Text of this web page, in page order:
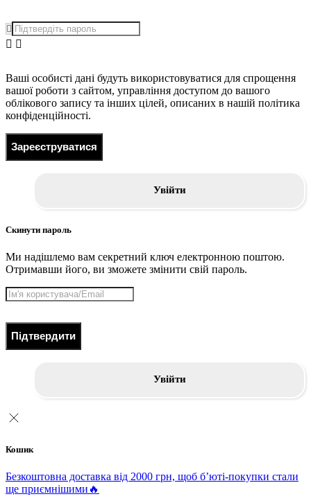
Ваші особисті дані будуть використовуватися для спрощення
вашої роботи з сайтом, управління доступом до вашого
облікового запису та інших цілей, описаних в нашій політика
конфіденційності.
Зареєструватися
Увійти
Скинути пароль
Ми надішлемо вам секретний ключ електронною поштою.
Отримавши його, ви зможете змінити свій пароль.
Підтвердити
Увійти
Кошик
Безкоштовна доставка від 2000 грн, щоб б’юті-покупки стали
ще приємнішими🔥